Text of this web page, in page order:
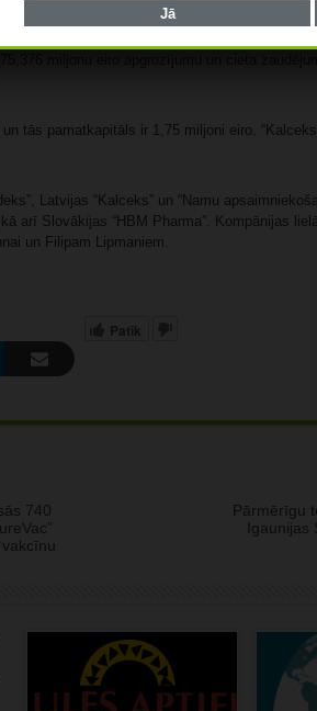
izslēgta.
miljonu eiro apgrozījumu un cieta
tās pamatkapitāls ir 1,75 miljoni eiro.
Latvijas “Kalceks” un “Namu
arī Slovākijas “HBM Pharma”. Kompānijas
un Filipam Lipmaniem.
Patīk
740
Pārmērīgu
Igaunijas
Jā